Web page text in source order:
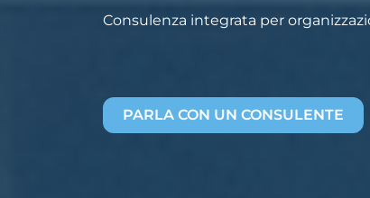
Consulenza integrata per
PARLA CON UN CONSULENTE